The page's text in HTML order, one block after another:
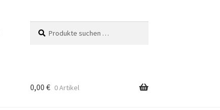
nach:
0,00 € 0 Artikel